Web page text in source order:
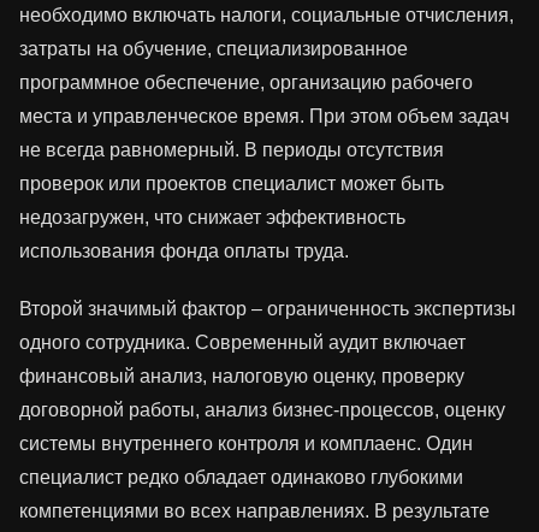
необходимо включать налоги, социальные отчисления,
затраты на обучение, специализированное
программное обеспечение, организацию рабочего
места и управленческое время. При этом объем задач
не всегда равномерный. В периоды отсутствия
проверок или проектов специалист может быть
недозагружен, что снижает эффективность
использования фонда оплаты труда.
Второй значимый фактор – ограниченность экспертизы
одного сотрудника. Современный аудит включает
финансовый анализ, налоговую оценку, проверку
договорной работы, анализ бизнес-процессов, оценку
системы внутреннего контроля и комплаенс. Один
специалист редко обладает одинаково глубокими
компетенциями во всех направлениях. В результате